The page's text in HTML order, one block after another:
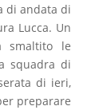
di andata di
Lucca. Un
smaltito le
squadra di
di ieri,
preparare